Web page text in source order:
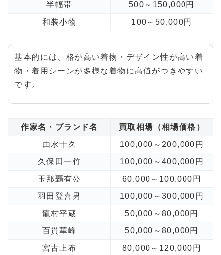
半幅帯 500～150,000円
和装小物 100～50,000円
基本的には、格が高い着物・デザイン性が高い着
物・着用シーンが多様な着物に高値がつきやすい
です。
作家名・ブランド名 買取相場（相場価格）
由水十久 100,000～200,000円
久保田一竹 100,000～400,000円
玉那覇有公 60,000～100,000円
羽田登喜男 100,000～300,000円
龍村平蔵 50,000～80,000円
百貫華峰 50,000～80,000円
宮古上布 80,000～120,000円